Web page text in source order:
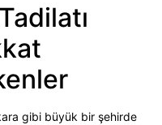
gibi büyük bir şehirde